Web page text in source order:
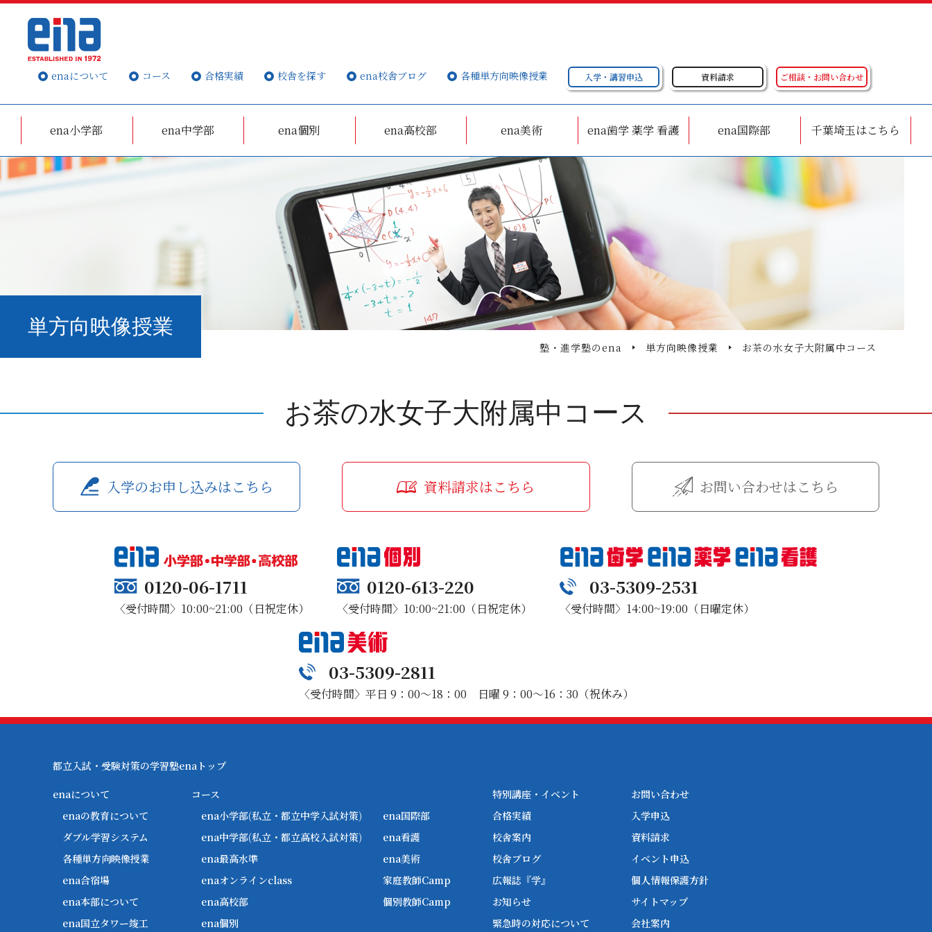
enaについて コース 合格実績 校舎を探す ena校舎ブログ 各種単方向映像授業 入学・講習申込 資料請求 ご相談・お問い合わせ
ena小学部 ena中学部 ena個別 ena高校部 ena美術 ena歯学 薬学 看護 ena国際部 千葉埼玉はこちら
単方向映像授業
塾・進学塾のena 単方向映像授業 お茶の水女子大附属中コース
お茶の水女子大附属中コース
入学のお申し込みはこちら 資料請求はこちら お問い合わせはこちら
0120-06-1711
〈受付時間〉10:00~21:00（日祝定休）
0120-613-220
〈受付時間〉10:00~21:00（日祝定休）
03-5309-2531
〈受付時間〉14:00~19:00（日曜定休）
03-5309-2811
〈受付時間〉平日 9：00～18：00 日曜 9：00～16：30（祝休み）
都立入試・受験対策の学習塾enaトップ
enaについて
enaの教育について
ダブル学習システム
各種単方向映像授業
ena合宿場
ena本部について
ena国立タワー竣工
コース
ena小学部(私立・都立中学入試対策)
ena中学部(私立・都立高校入試対策)
ena最高水準
enaオンラインclass
ena高校部
ena個別
ena国際部
ena看護
ena美術
家庭教師Camp
個別教師Camp
特別講座・イベント
合格実績
校舎案内
校舎ブログ
広報誌『学』
お知らせ
緊急時の対応について
お問い合わせ
入学申込
資料請求
イベント申込
個人情報保護方針
サイトマップ
会社案内